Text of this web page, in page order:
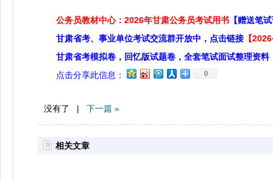
公务员教材中心：2026年甘肃公务员考试用书 【赠送笔
甘肃省考、事业单位考试交流群开放中，点击链接 【
甘肃省考模拟卷，回忆版试题卷，全套笔试面试整理资料
点击分享此信息：
0
没有了 | 下一篇 »
相关文章